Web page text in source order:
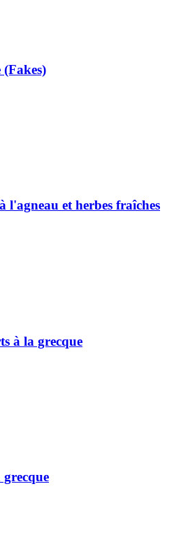
(Fakes)
l'agneau et herbes fraîches
à la grecque
grecque